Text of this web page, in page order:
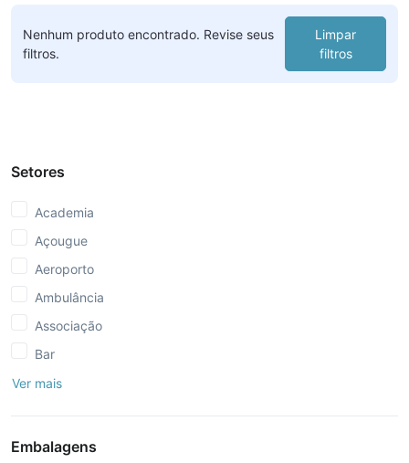
Nenhum produto encontrado. Revise seus
filtros.
Limpar
filtros
Setores
Academia
Açougue
Aeroporto
Ambulância
Associação
Bar
Ver mais
Embalagens